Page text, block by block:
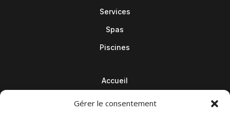
Gérer le consentement
Services
Spas
Piscines
Accueil